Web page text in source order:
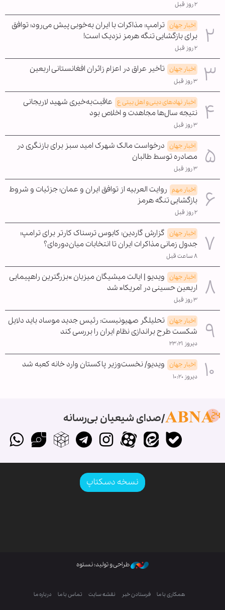
۲ روز قبل
اخبار جهان ترامپ: مذاکرات با ایران به‌خوبی پیش می‌رود؛ توافق
برای بازگشایی تنگه هرمز نزدیک است!
۲ روز قبل
اخبار جهان تأخیر عراق در اعزام زائران افغانستانی اربعین
۳ روز قبل
اخبار نهادهای دینی و اهل بیتی ع عاقبت‌به‌خیری شهید لاریجانی
نتیجه سال‌ها مجاهدت و اخلاص بود
۳ روز قبل
اخبار جهان درخواست مالک شهرک امید سبز برای بازنگری در
مصادره توسط طالبان
۳ روز قبل
اخبار مهم روایت العربیه از توافق ایران و عمان؛ جزئیات و شروط
بازگشایی تنگه هرمز
۲ روز قبل
اخبار جهان گزارش گاردین: کابوس ترسناک کارتر برای ترامپ؛
جدول زمانی مذاکرات ایران تا انتخابات میان‌دوره‌ای؟
۸ ساعت قبل
اخبار جهان ویدیو | ایالت میشیگان میزبان »بزرگترین راهپیمایی
اربعین حسینی در آمریکا« شد
۳ روز قبل
اخبار جهان تحلیلگر صهیونیست: رئیس جدید موساد باید دلایل
شکست طرح براندازی نظام ایران را بررسی کند
دیروز ۲۳:۲۱
اخبار جهان ویدیو/ نخست‌وزیر پاکستان وارد خانه کعبه شد
دیروز ۱۰:۲۰
صدای شیعیان بی‌رسانه
نسخه دسکتاپ
طراحی و تولید: نستوه
همکاری با ما فرستادن خبر نقشه سایت تماس با ما درباره ما